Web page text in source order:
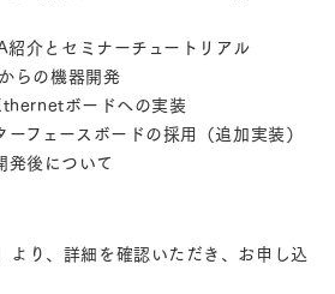
介とセミナーチュートリアル
らの機器開発
ボードへの実装
フェースボードの採用（追加実装）
後について
より、詳細を確認いただき、お申し込